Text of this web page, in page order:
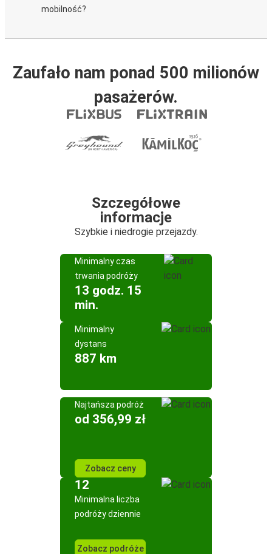
mobilność?
Zaufało nam ponad 500 milionów
pasażerów.
Szczegółowe
informacje
Szybkie i niedrogie przejazdy.
Minimalny czas
trwania podróży
13 godz. 15
min.
Minimalny
dystans
887 km
Najtańsza podróż
od 356,99 zł
Zobacz ceny
12
Minimalna liczba
podróży dziennie
Zobacz podróże